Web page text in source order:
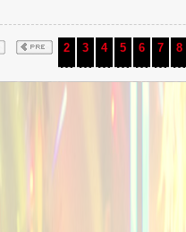
2 3 4 5 6 7 8